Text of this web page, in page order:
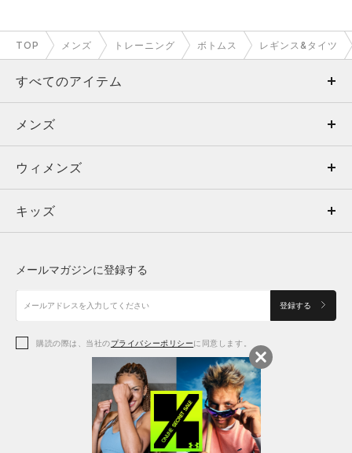
TOP メンズ トレーニング ボトムス レギンス&タイツ
すべてのアイテム
メンズ
ウィメンズ
キッズ
アクセサリー
メンズ
トップス
ボトムス
アクセサリー
ウィメンズ
トップス
シューズ
アクセサリー
レギンス＆タイツ
キッズ
シューズ
メールマガジンに登録する
登録する
購読の際は、当社のプライバシーポリシーに同意します。